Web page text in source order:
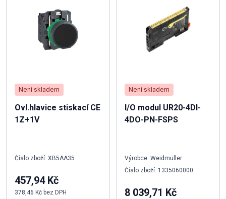
Není skladem
Ovl.hlavice stiskací CE
1Z+1V
Číslo zboží: XB5AA35
457,94 Kč
378,46 Kč bez DPH
Není skladem
I/O modul UR20-4DI-
4DO-PN-FSPS
Výrobce: Weidmüller
Číslo zboží: 1335060000
8 039,71 Kč